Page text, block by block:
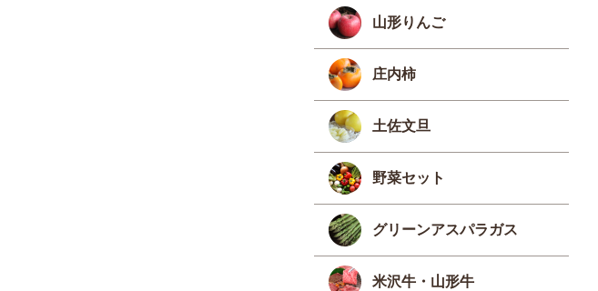
山形りんご
庄内柿
土佐文旦
野菜セット
グリーンアスパラガス
米沢牛・山形牛